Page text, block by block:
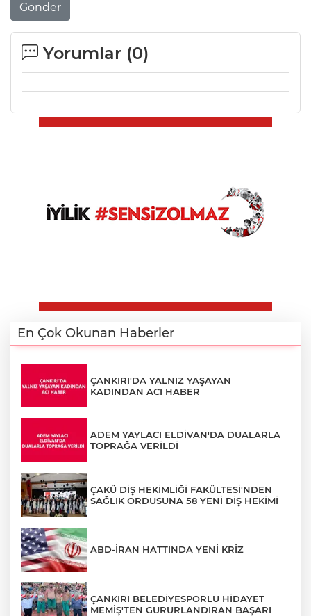
Gönder
Yorumlar (0)
En Çok Okunan Haberler
ÇANKIRI'DA YALNIZ YAŞAYAN
KADINDAN ACI HABER
ADEM YAYLACI ELDİVAN'DA DUALARLA
TOPRAĞA VERİLDİ
ÇAKÜ DİŞ HEKİMLİĞİ FAKÜLTESİ'NDEN
SAĞLIK ORDUSUNA 58 YENİ DİŞ HEKİMİ
ABD-İRAN HATTINDA YENİ KRİZ
ÇANKIRI BELEDİYESPORLU HİDAYET
MEMİŞ'TEN GURURLANDIRAN BAŞARI